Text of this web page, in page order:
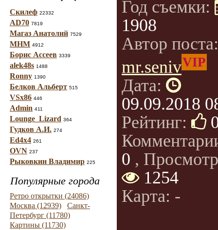
Скилеф 22332
AD70 7819
Магаз Анатолий 7529
МНМ 4912
Борис Ассеев 3339
alek48s 1488
Ronny 1390
Белков Альберт 515
VSx86 446
Admin 411
Lounge_Lizard 364
Гудков А.И. 274
Ed4x4 261
OVN 237
Рыковкин Владимир 225
Популярные города
Ретро открытки (24086)
Москва (12939)
Санкт-
Петербург (11780)
Картины (11730)
Год съемки:
1908
Автор
mr.senivVIP
Дата:
09.09.2018
Рейтинг:
0 ,
1254
Карта: -